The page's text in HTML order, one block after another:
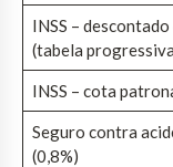
INSS –
(tabela
INSS – cota
Seguro contra
(0,8%)